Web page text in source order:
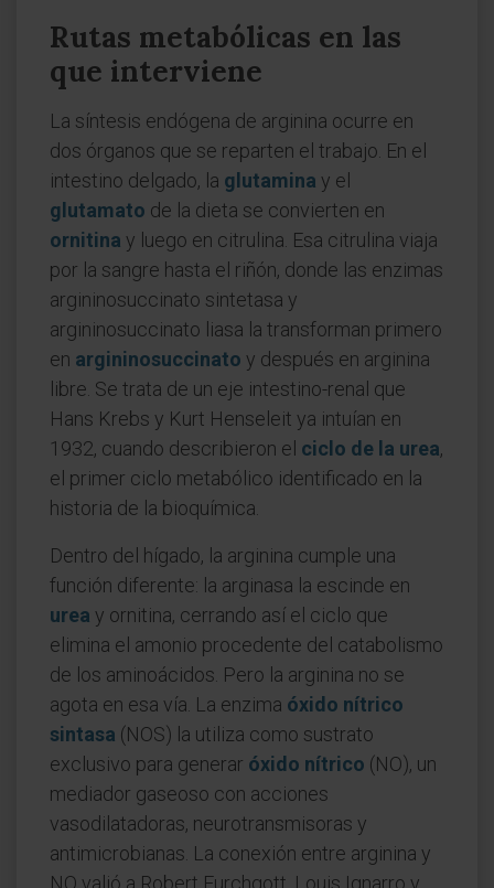
Rutas metabólicas en las
que interviene
La síntesis endógena de arginina ocurre en
dos órganos que se reparten el trabajo. En el
intestino delgado, la glutamina y el
glutamato de la dieta se convierten en
ornitina y luego en citrulina. Esa citrulina viaja
por la sangre hasta el riñón, donde las enzimas
argininosuccinato sintetasa y
argininosuccinato liasa la transforman primero
en argininosuccinato y después en arginina
libre. Se trata de un eje intestino-renal que
Hans Krebs y Kurt Henseleit ya intuían en
1932, cuando describieron el ciclo de la urea,
el primer ciclo metabólico identificado en la
historia de la bioquímica.
Dentro del hígado, la arginina cumple una
función diferente: la arginasa la escinde en
urea y ornitina, cerrando así el ciclo que
elimina el amonio procedente del catabolismo
de los aminoácidos. Pero la arginina no se
agota en esa vía. La enzima óxido nítrico
sintasa (NOS) la utiliza como sustrato
exclusivo para generar óxido nítrico (NO), un
mediador gaseoso con acciones
vasodilatadoras, neurotransmisoras y
antimicrobianas. La conexión entre arginina y
NO valió a Robert Furchgott, Louis Ignarro y